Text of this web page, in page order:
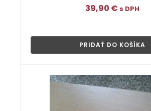
39,90 € s DPH
PRIDAŤ DO KOŠÍKA